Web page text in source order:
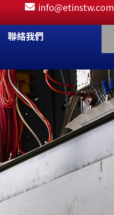
info@etinstw.com
知識專區
聯絡我們